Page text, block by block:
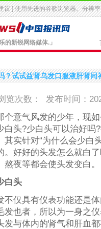
议 ] 使用先进的谷歌浏览器。分辨
的新锐网络媒体.」
？试试益肾乌发口服液肝肾同
览次数：
发布时间：
个意气风发的少年，现
白头?少白头可以治好吗
其实针对“为什么会少白
。好好的头发怎么就白
夜等都会使头发变白。
白头
不仅具有仪表功能还是
发也者，所以为一身之
发与体内的肾气和肝血